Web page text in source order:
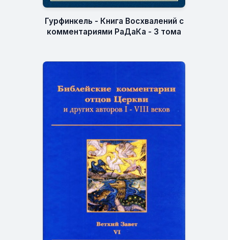
Гурфинкель - Книга Восхвалений с
комментариями РаДаКа - 3 тома